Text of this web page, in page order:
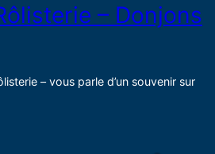
– Donjons
– vous parle d’un souvenir sur